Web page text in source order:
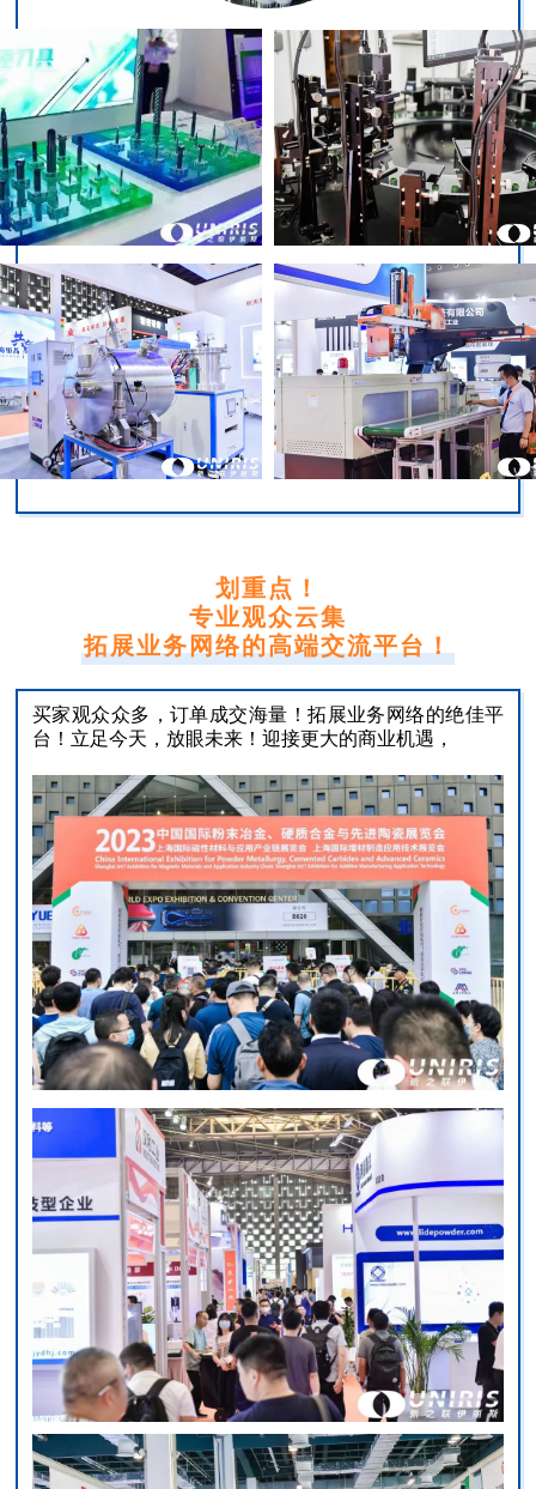
划重点！
专业观众云集
拓展业务网络的高端交流平台！
买家观众众多，订单成交海量！拓展业务网络的绝佳平
台！立足今天，放眼未来！迎接更大的商业机遇，